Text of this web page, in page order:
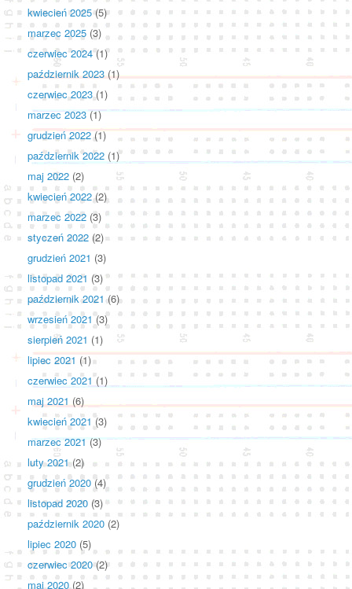
kwiecień 2025(5)
marzec 2025 (3)
czerwiec 2024(1)
październik 2023(1)
czerwiec 2023(1)
marzec 2023(1)
grudzień 2022(1)
październik 2022 (1)
maj 2022 (2)
kwiecień 2022(2)
marzec 2022 (3)
styczeń 2022 (2)
grudzień 2021 (3)
listopad 2021 (3)
październik 2021 (6)
wrzesień 2021(3)
sierpień 2021 (1)
lipiec 2021 (1)
czerwiec 2021(1)
maj 2021 (6)
kwiecień 2021 (3)
marzec 2021(3)
luty 2021(2)
grudzień 2020(4)
listopad 2020 (3)
październik 2020 (2)
lipiec 2020 (5)
czerwiec 2020(2)
maj 2020(2)